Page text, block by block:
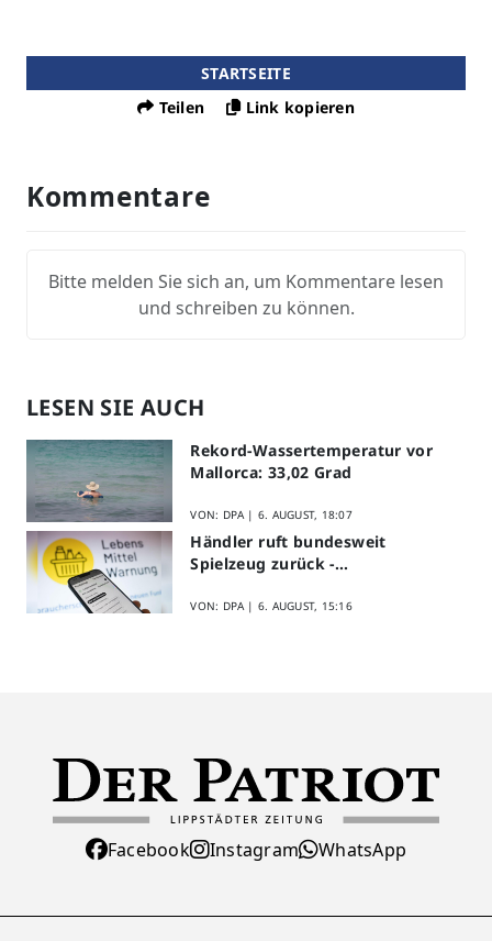
STARTSEITE
Teilen
Link kopieren
Kommentare
Bitte melden Sie sich an, um Kommentare lesen
und schreiben zu können.
LESEN SIE AUCH
Rekord-Wassertemperatur vor
Mallorca: 33,02 Grad
VON: DPA | 6. AUGUST, 18:07
Händler ruft bundesweit
Spielzeug zurück -
VON: DPA | 6. AUGUST, 15:16
Facebook Instagram WhatsApp